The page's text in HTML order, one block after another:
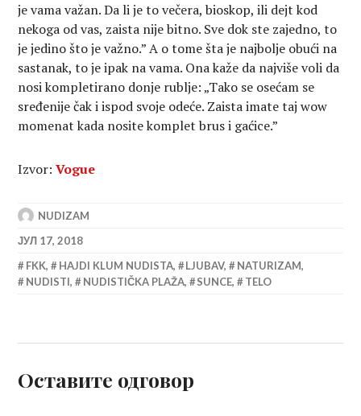
je vama važan. Da li je to večera, bioskop, ili dejt kod
nekoga od vas, zaista nije bitno. Sve dok ste zajedno, to
je jedino što je važno.” A o tome šta je najbolje obući na
sastanak, to je ipak na vama. Ona kaže da najviše voli da
nosi kompletirano donje rublje: „Tako se osećam se
sređenije čak i ispod svoje odeće. Zaista imate taj wow
momenat kada nosite komplet brus i gaćice.”
Izvor:Vogue
NUDIZAM
ЈУЛ 17, 2018
FKK, HAJDI KLUM NUDISTA, LJUBAV, NATURIZAM,
NUDISTI, NUDISTIČKA PLAŽA, SUNCE, TELO
Оставите одговор